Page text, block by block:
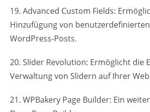
19. Advanced Custom Fields:
Hinzufügung von
WordPress-Posts.
20. Slider Revolution: Ermöglicht die
Verwaltung von Slidern auf Ihrer
21. WPBakery Page Builder: Ein